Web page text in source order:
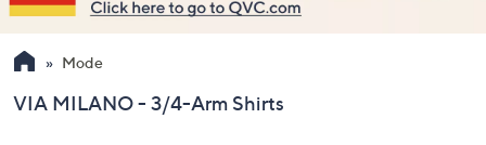
sind,
verwenden
Sie
Pfeiltasten
Mode
VIA MILANO - 3/4-Arm Shirts